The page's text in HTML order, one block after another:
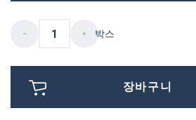
박스
장바구니